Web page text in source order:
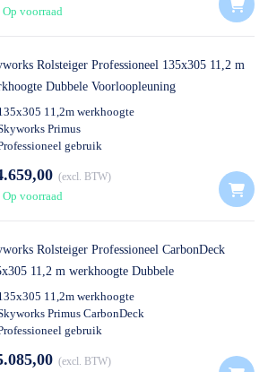
Op voorraad
Rolsteiger Professioneel 135x305 11,2 m
Dubbele Voorloopleuning
11,2m werkhoogte
Primus
gebruik
excl. BTW
Op voorraad
Rolsteiger Professioneel CarbonDeck
11,2 m werkhoogte Dubbele
11,2m werkhoogte
Primus CarbonDeck
gebruik
excl. BTW